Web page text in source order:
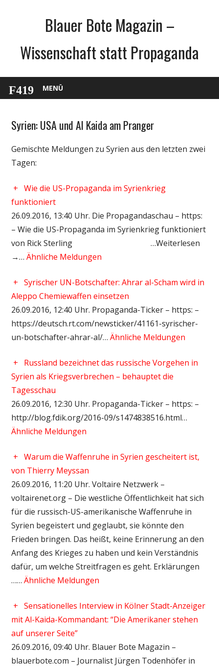
Blauer Bote Magazin –
Wissenschaft statt Propaganda
MENÜ
Gesellschaft
Politik
Wissenschaft
Syrien: USA und Al Kaida am Pranger
Gemischte Meldungen zu Syrien aus den letzten zwei
Tagen:
+ Wie die US-Propaganda im Syrienkrieg
funktioniert
26.09.2016, 13:40 Uhr. Die Propagandaschau – https:
– Wie die US-Propaganda im Syrienkrieg funktioniert
von Rick Sterling …Weiterlesen
→… Ähnliche Meldungen
+ Syrischer UN-Botschafter: Ahrar al-Scham wird in
Aleppo Chemiewaffen einsetzen
26.09.2016, 12:40 Uhr. Propaganda-Ticker – https: –
https://deutsch.rt.com/newsticker/41161-syrischer-
un-botschafter-ahrar-al/… Ähnliche Meldungen
+
Russland bezeichnet das russische Vorgehen in
Syrien als Kriegsverbrechen – behauptet die
Tagesschau
26.09.2016, 12:30 Uhr. Propaganda-Ticker – https: –
http://blog.fdik.org/2016-09/s1474838516.html…
Ähnliche Meldungen
+ Warum die Waffenruhe in Syrien gescheitert ist,
von Thierry Meyssan
26.09.2016, 11:20 Uhr. Voltaire Netzwerk –
voltairenet.org – Die westliche Öffentlichkeit hat sich
für die russisch-US-amerikanische Waffenruhe in
Syrien begeistert und geglaubt, sie könnte den
Frieden bringen. Das heißt, keine Erinnerung an den
Anfang des Krieges zu haben und kein Verständnis
dafür, um welche Streitfragen es geht. Erklärungen
…… Ähnliche Meldungen
+ Sensationelles Interview in Kölner Stadt-Anzeiger
mit Al-Kaida-Kommandant: “Die Amerikaner stehen
auf unserer Seite”
26.09.2016, 09:40 Uhr. Blauer Bote Magazin –
blauerbote.com – Journalist Jürgen Todenhöfer in